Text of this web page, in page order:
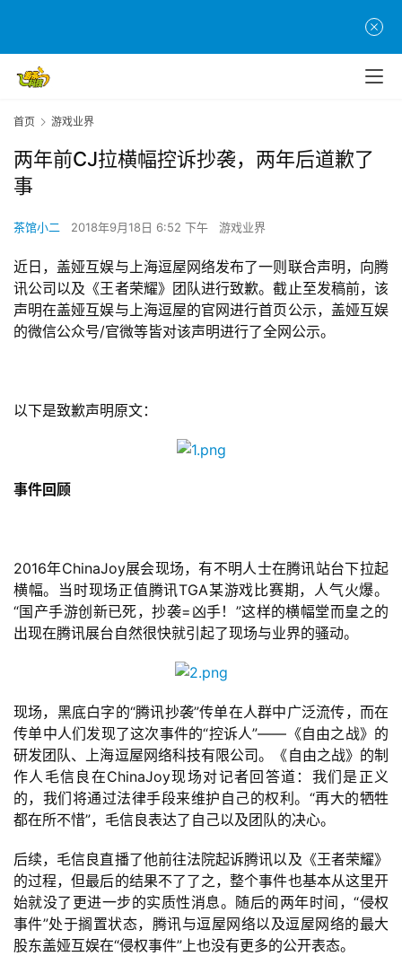
首
页
创
游
戏
业
界
手
机
游
戏
首页 游戏业界
两年前CJ拉横幅控诉抄袭，两年后道歉了
事
茶馆小二 2018年9月18日 6:52 下午 游戏业界
近日，盖娅互娱与上海逗屋网络发布了一则联合声明，向腾
讯公司以及《王者荣耀》团队进行致歉。截止至发稿前，该
声明在盖娅互娱与上海逗屋的官网进行首页公示，盖娅互娱
的微信公众号/官微等皆对该声明进行了全网公示。
以下是致歉声明原文：
事件回顾
2016年ChinaJoy展会现场，有不明人士在腾讯站台下拉起
横幅。当时现场正值腾讯TGA某游戏比赛期，人气火爆。
“国产手游创新已死，抄袭=凶手！”这样的横幅堂而皇之的
出现在腾讯展台自然很快就引起了现场与业界的骚动。
现场，黑底白字的“腾讯抄袭”传单在人群中广泛流传，而在
传单中人们发现了这次事件的“控诉人”——《自由之战》的
研发团队、上海逗屋网络科技有限公司。《自由之战》的制
作人毛信良在ChinaJoy现场对记者回答道：我们是正义
的，我们将通过法律手段来维护自己的权利。“再大的牺牲
都在所不惜”，毛信良表达了自己以及团队的决心。
后续，毛信良直播了他前往法院起诉腾讯以及《王者荣耀》
的过程，但最后的结果不了了之，整个事件也基本从这里开
始就没了更进一步的实质性消息。随后的两年时间，“侵权
事件”处于搁置状态，腾讯与逗屋网络以及逗屋网络的最大
股东盖娅互娱在“侵权事件”上也没有更多的公开表态。